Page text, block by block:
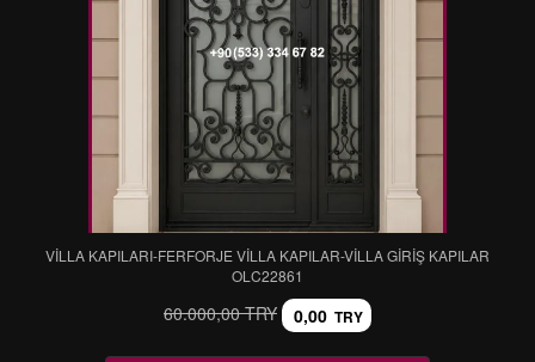
VİLLA KAPILARI-FERFORJE VİLLA KAPILAR-VİLLA GİRİŞ KAPILAR
OLC22861
60.000,00 TRY 0,00 TRY